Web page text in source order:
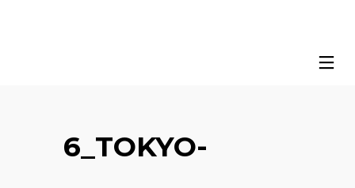
6_TOKYO-